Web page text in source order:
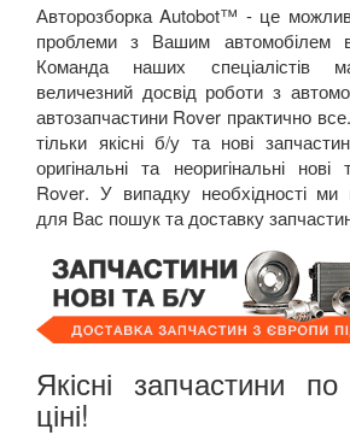
Авторозборка Autobot™ - це
проблеми з Вашим автомобілем
Команда наших спеціалістів
величезний досвід роботи з
автозапчастини Rover практично
тільки якісні б/у та нові
оригінальні та неоригінальні
Rover. У випадку необхідності ми
для Вас пошук та доставку
Якісні запчастини по
ціні!